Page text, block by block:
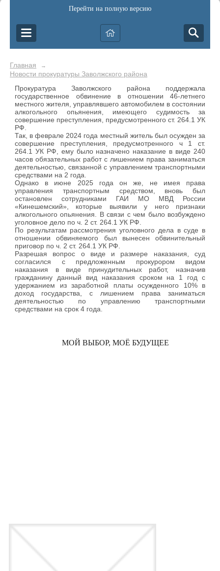
Перейти на полную версию
Главная →
Новости прокуратуры Заволжского района
Прокуратура Заволжского района поддержала
государственное обвинение в отношении 46-летнего
местного жителя, управлявшего автомобилем в состоянии
алкогольного опьянения, имеющего судимость за
совершение преступления, предусмотренного ст. 264.1 УК
РФ.
Так, в феврале 2024 года местный житель был осужден за
совершение преступления, предусмотренного ч 1 ст.
264.1 УК РФ, ему было назначено наказание в виде 240
часов обязательных работ с лишением права заниматься
деятельностью, связанной с управлением транспортными
средствами на 2 года.
Однако в июне 2025 года он же, не имея права
управления транспортным средством, вновь был
остановлен сотрудниками ГАИ МО МВД России
«Кинешемский», которые выявили у него признаки
алкогольного опьянения. В связи с чем было возбуждено
уголовное дело по ч. 2 ст. 264.1 УК РФ.
По результатам рассмотрения уголовного дела в суде в
отношении обвиняемого был вынесен обвинительный
приговор по ч. 2 ст. 264.1 УК РФ.
Разрешая вопрос о виде и размере наказания, суд
согласился с предложенным прокурором видом
наказания в виде принудительных работ, назначив
гражданину данный вид наказания сроком на 1 год с
удержанием из заработной платы осужденного 10% в
доход государства, с лишением права заниматься
деятельностью по управлению транспортными
средствами на срок 4 года.
МОЙ ВЫБОР, МОЁ БУДУЩЕЕ